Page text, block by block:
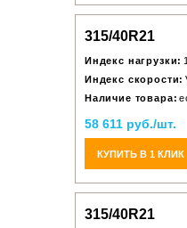
315/40R21
Индекс нагрузки:
Индекс скорости:
Наличие товара:
58 611 руб./шт.
КУПИТЬ В 1 КЛИК
315/40R21